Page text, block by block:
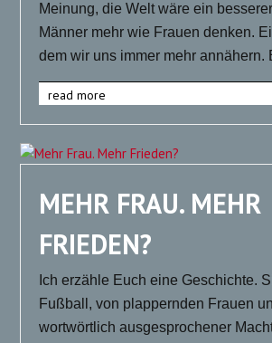
Meinung, die Welt wäre ein
Männer mehr wie Frauen denken.
dem wir uns immer mehr
read more
MEHR FRAU. MEHR
FRIEDEN?
Ich erzähle Euch eine Geschichte.
Fußball, von plappernden Frauen
wortwörtlich ausgesprochener